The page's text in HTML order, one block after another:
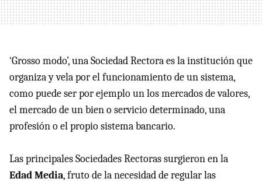
‘Grosso modo’, una Sociedad Rectora es la institución que
organiza y vela por el funcionamiento de un sistema,
como puede ser por ejemplo un los mercados de valores,
el mercado de un bien o servicio determinado, una
profesión o el propio sistema bancario.
Las principales Sociedades Rectoras surgieron en la
Edad Media, fruto de la necesidad de regular las